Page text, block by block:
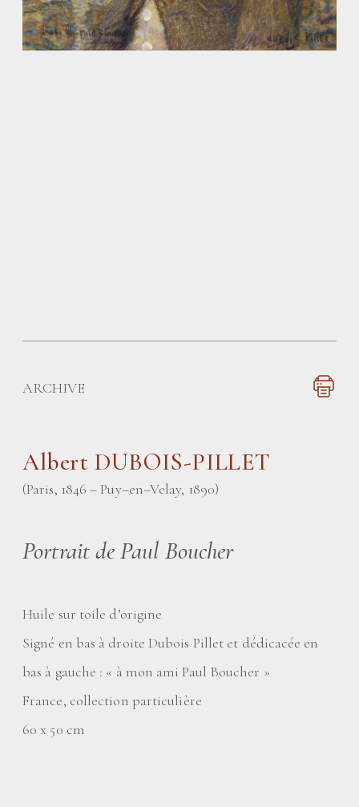
ARCHIVE
Albert DUBOIS-PILLET
(Paris, 1846 – Puy–en–Velay, 1890)
Portrait de Paul Boucher
Huile sur toile d’origine
Signé en bas à droite Dubois Pillet et dédicacée en
bas à gauche : « à mon ami Paul Boucher »
France, collection particulière
60 x 50 cm